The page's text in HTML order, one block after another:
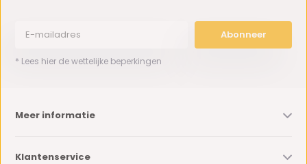
Abonneer
* Lees hier de wettelijke beperkingen
Meer informatie
Klantenservice